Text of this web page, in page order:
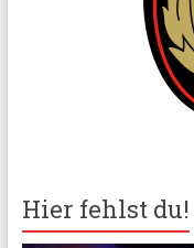
Hier fehlst du!